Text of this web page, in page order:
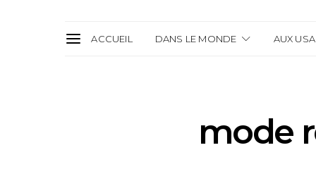
ACCUEIL DANS LE MONDE AUX USA
mode